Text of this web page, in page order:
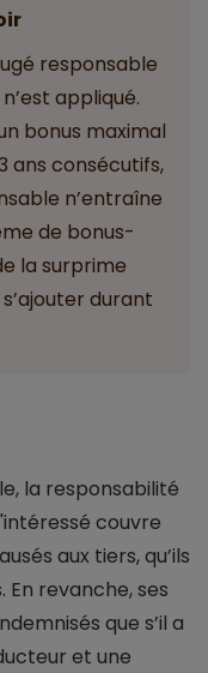
responsable
appliqué.
bonus maximal
ans consécutifs,
n’entraîne
de bonus-
la surprime
durant
la responsabilité
couvre
aux tiers, qu’ils
revanche, ses
que s’il a
et une